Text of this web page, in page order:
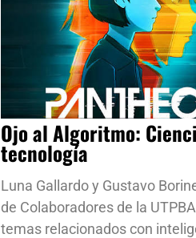
Ojo al Algoritmo:
tecnología
Luna Gallardo y Gustavo
de Colaboradores de la
temas relacionados con